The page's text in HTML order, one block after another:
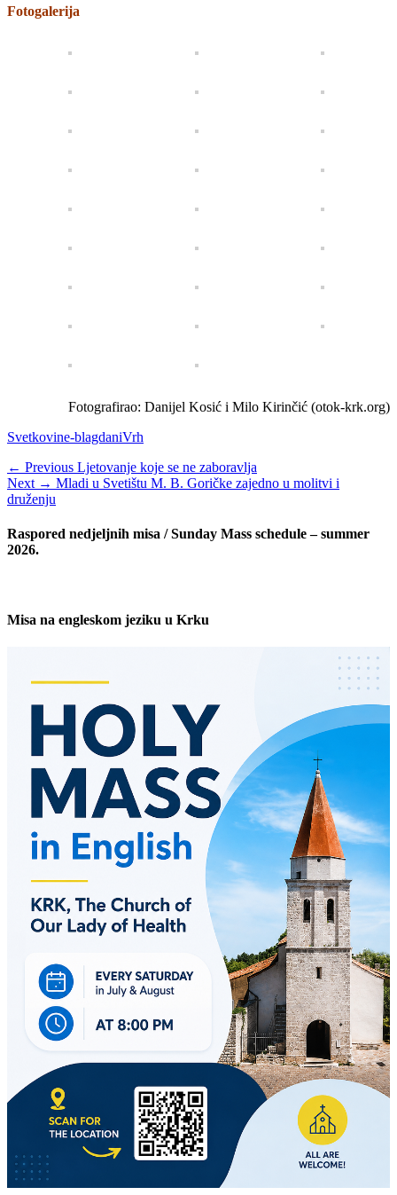
Fotogalerija
Fotografirao: Danijel Kosić i Milo Kirinčić (otok-krk.org)
Categories
Svetkovine-blagdaniTags
Vrh
Navigacija
objava
← Previous Previous
post:
Ljetovanje koje se ne zaboravlja
Next → Next
Mladi u Svetištu M. B. Goričke zajedno u molitvi i
druženju
Raspored nedjeljnih misa / Sunday Mass schedule – summer
2026.
Misa na engleskom jeziku u Krku